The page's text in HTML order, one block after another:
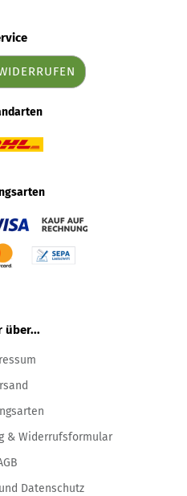
über...
& Widerrufsformular
Datenschutz